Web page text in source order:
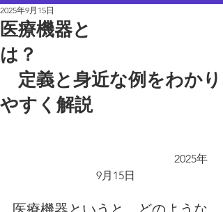
医療機器と
は？
定義と身近な例をわかり
やすく解説
2025年9月15日
2025年
9月15日